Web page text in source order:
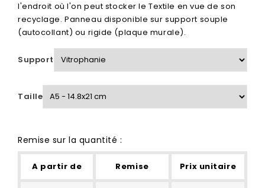
l'endroit où l'on peut stocker le Textile en vue de son
recyclage. Panneau disponible sur support souple
(autocollant) ou rigide (plaque murale).
Support
Taille
Remise sur la quantité :
A partir de Remise Prix unitaire